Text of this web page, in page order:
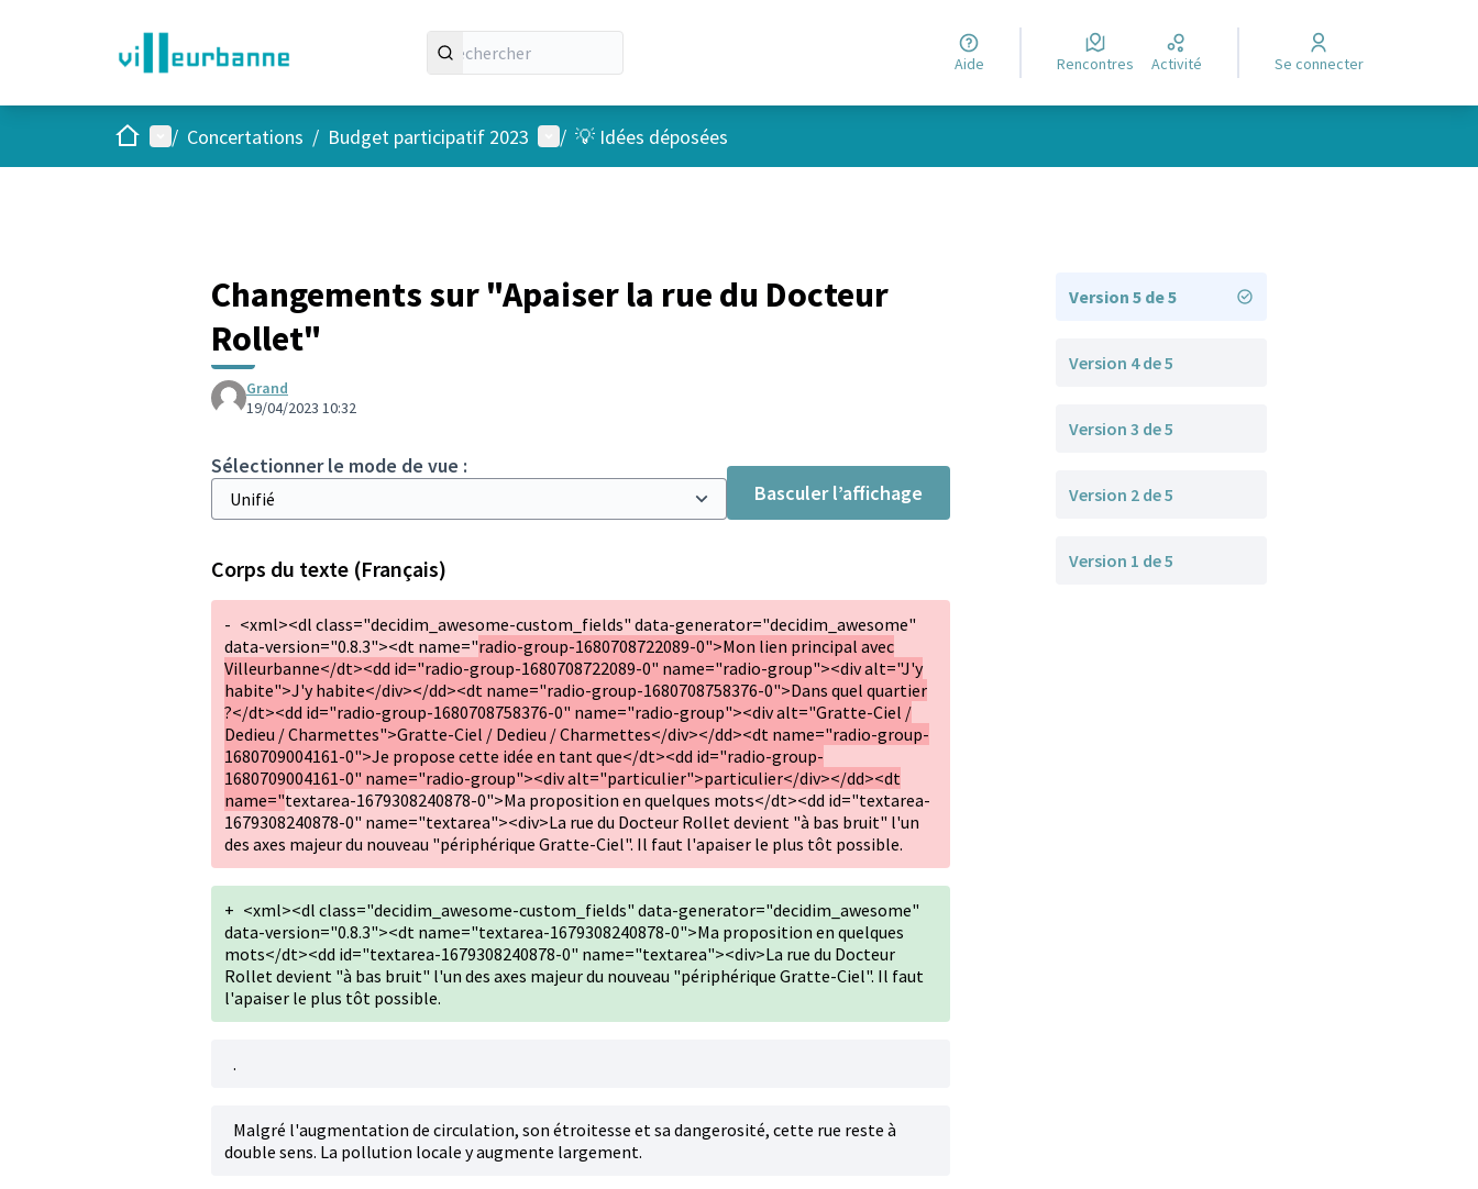
Aide Rencontres Activité Se connecter
AccueilMenu principal
/ Concertations / Budget participatif 2023 Menu utilisateur
/ 💡 Idées déposées
Changements sur "Apaiser la rue du Docteur
Rollet"
Grand
19/04/2023 10:32
Sélectionner le mode de vue :
Basculer l’affichage
Corps du texte (Français)
- <xml><dl class="decidim_awesome-custom_fields" data-generator="decidim_awesome"
data-version="0.8.3"><dt name="radio-group-1680708722089-0">Mon lien principal avec
Villeurbanne</dt><dd id="radio-group-1680708722089-0" name="radio-group"><div alt="J'y
habite">J'y habite</div></dd><dt name="radio-group-1680708758376-0">Dans quel quartier
?</dt><dd id="radio-group-1680708758376-0" name="radio-group"><div alt="Gratte-Ciel /
Dedieu / Charmettes">Gratte-Ciel / Dedieu / Charmettes</div></dd><dt name="radio-group-
1680709004161-0">Je propose cette idée en tant que</dt><dd id="radio-group-
1680709004161-0" name="radio-group"><div alt="particulier">particulier</div></dd><dt
name="textarea-1679308240878-0">Ma proposition en quelques mots</dt><dd id="textarea-
1679308240878-0" name="textarea"><div>La rue du Docteur Rollet devient "à bas bruit" l'un
des axes majeur du nouveau "périphérique Gratte-Ciel". Il faut l'apaiser le plus tôt possible.
+ <xml><dl class="decidim_awesome-custom_fields" data-generator="decidim_awesome"
data-version="0.8.3"><dt name="textarea-1679308240878-0">Ma proposition en quelques
mots</dt><dd id="textarea-1679308240878-0" name="textarea"><div>La rue du Docteur
Rollet devient "à bas bruit" l'un des axes majeur du nouveau "périphérique Gratte-Ciel". Il faut
l'apaiser le plus tôt possible.
.
Malgré l'augmentation de circulation, son étroitesse et sa dangerosité, cette rue reste à
double sens. La pollution locale y augmente largement.
Version 5 de 5
Version 4 de 5
Version 3 de 5
Version 2 de 5
Version 1 de 5